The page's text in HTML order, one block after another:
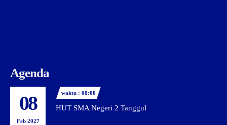
Agenda
08
Feb 2027
waktu : 08:00
HUT SMA Negeri 2 Tanggul